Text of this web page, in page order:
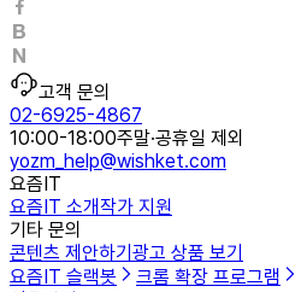
고객 문의
02-6925-4867
10:00-18:00주말·공휴일 제외
yozm_help@wishket.com
요즘IT
요즘IT 소개작가 지원
기타 문의
콘텐츠 제안하기 광고 상품 보기
요즘IT 슬랙봇
크롬 확장 프로그램